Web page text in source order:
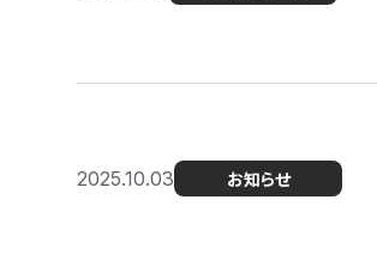
2025.10.03 お知らせ